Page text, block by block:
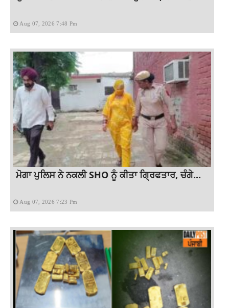
Aug 07, 2026 7:48 Pm
ਮੋਗਾ ਪੁਲਿਸ ਨੇ ਨਕਲੀ SHO ਨੂੰ ਕੀਤਾ ਗ੍ਰਿਫਤਾਰ, ਚੰਗੇ...
Aug 07, 2026 7:23 Pm